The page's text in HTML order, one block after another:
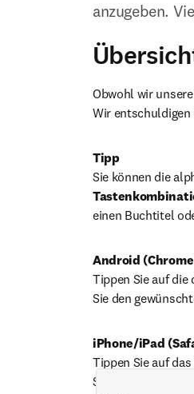
anzugeben.
Obwohl wir
Wir entschuldigen
Tipp
Sie können die
einen Buchtitel
Android
Tippen Sie auf die
Sie den
iPhone/iPad
Tippen Sie auf
Suchwort ein.